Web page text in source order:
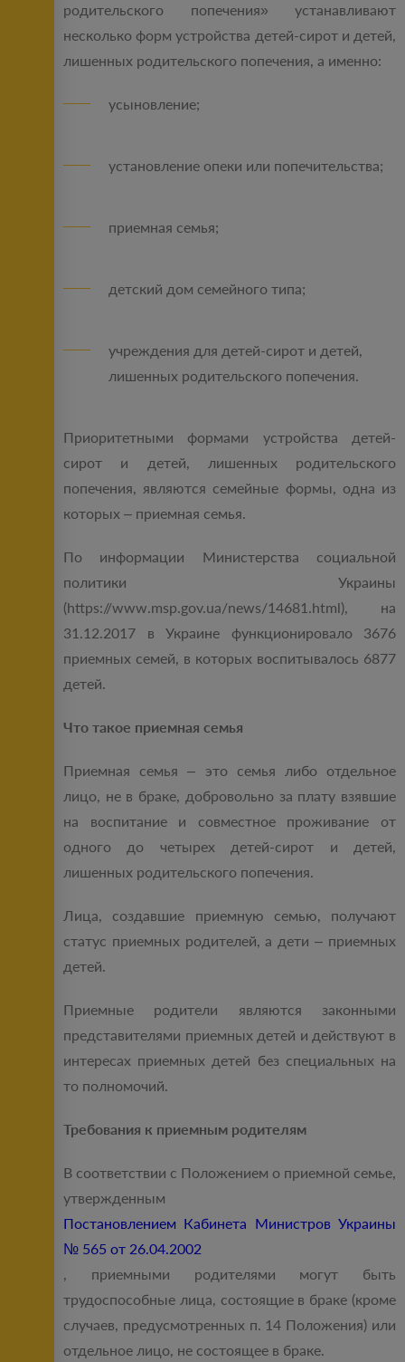
родительского попечения» устанавливают
несколько форм устройства детей-сирот и детей,
лишенных родительского попечения, а именно:
усыновление;
установление опеки или попечительства;
приемная семья;
детский дом семейного типа;
учреждения для детей-сирот и детей,
лишенных родительского попечения.
Приоритетными формами устройства детей-
сирот и детей, лишенных родительского
попечения, являются семейные формы, одна из
которых – приемная семья.
По информации Министерства социальной
политики Украины
(https://www.msp.gov.ua/news/14681.html), на
31.12.2017 в Украине функционировало 3676
приемных семей, в которых воспитывалось 6877
детей.
Что такое приемная семья
Приемная семья – это семья либо отдельное
лицо, не в браке, добровольно за плату взявшие
на воспитание и совместное проживание от
одного до четырех детей-сирот и детей,
лишенных родительского попечения.
Лица, создавшие приемную семью, получают
статус приемных родителей, а дети – приемных
детей.
Приемные родители являются законными
представителями приемных детей и действуют в
интересах приемных детей без специальных на
то полномочий.
Требования к приемным родителям
В соответствии с Положением о приемной семье,
утвержденным
Постановлением Кабинета Министров Украины
№ 565 от 26.04.2002
, приемными родителями могут быть
трудоспособные лица, состоящие в браке (кроме
случаев, предусмотренных п. 14 Положения) или
отдельное лицо, не состоящее в браке.